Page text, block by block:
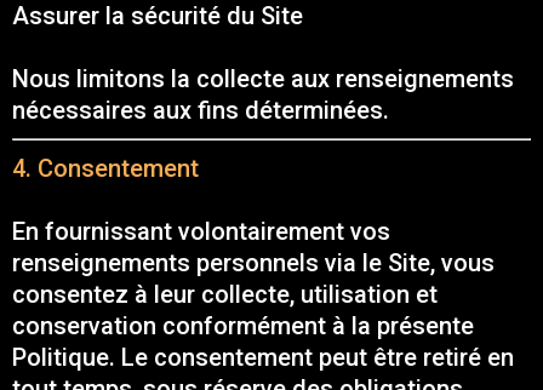
Assurer la sécurité du Site
Nous limitons la collecte aux renseignements
nécessaires aux fins déterminées.
4. Consentement
En fournissant volontairement vos
renseignements personnels via le Site, vous
consentez à leur collecte, utilisation et
conservation conformément à la présente
Politique. Le consentement peut être retiré en